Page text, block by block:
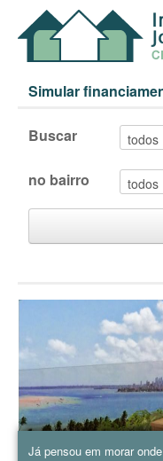
Simular
Buscar
no bairro
Já pensou em morar